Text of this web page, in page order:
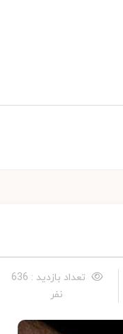
تعداد بازدید : 636
نفر